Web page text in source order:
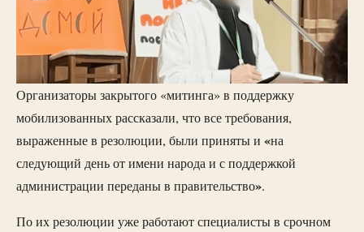
Организаторы закрытого «митинга» в поддержку
мобилизованных рассказали, что все требования,
выраженные в резолюции, были приняты и «на
следующий день от имени народа и с поддержкой
администрации переданы в правительство».
По их резолюции уже работают специалисты в срочном